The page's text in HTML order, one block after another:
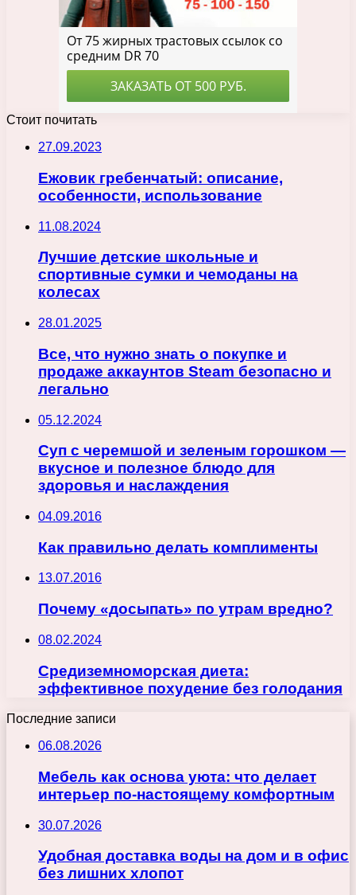
Стоит почитать
27.09.2023
Ежовик гребенчатый: описание,
особенности, использование
11.08.2024
Лучшие детские школьные и
спортивные сумки и чемоданы на
колесах
28.01.2025
Все, что нужно знать о покупке и
продаже аккаунтов Steam безопасно и
легально
05.12.2024
Суп с черемшой и зеленым горошком —
вкусное и полезное блюдо для
здоровья и наслаждения
04.09.2016
Как правильно делать комплименты
13.07.2016
Почему «досыпать» по утрам вредно?
08.02.2024
Средиземноморская диета:
эффективное похудение без голодания
Последние записи
06.08.2026
Мебель как основа уюта: что делает
интерьер по-настоящему комфортным
30.07.2026
Удобная доставка воды на дом и в офис
без лишних хлопот